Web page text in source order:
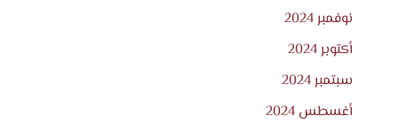
نوفمبر 2024
أكتوبر 2024
سبتمبر 2024
أغسطس 2024